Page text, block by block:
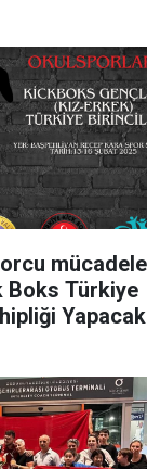
Boks Türkiye
Yapacak